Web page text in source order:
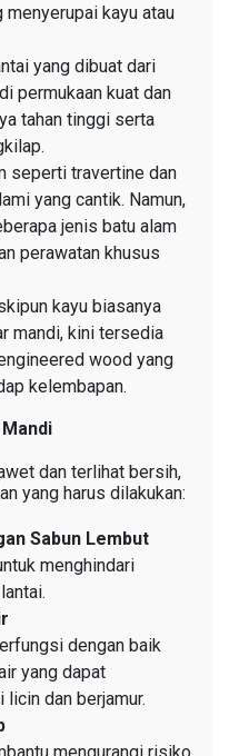
kayu atau
yang dibuat dari
permukaan kuat dan
tahan tinggi serta
seperti travertine dan
yang cantik. Namun,
jenis batu alam
perawatan khusus
kayu biasanya
mandi, kini tersedia
wood yang
kelembapan.
dan terlihat bersih,
yang harus dilakukan:
Sabun Lembut
menghindari
dengan baik
yang dapat
dan berjamur.